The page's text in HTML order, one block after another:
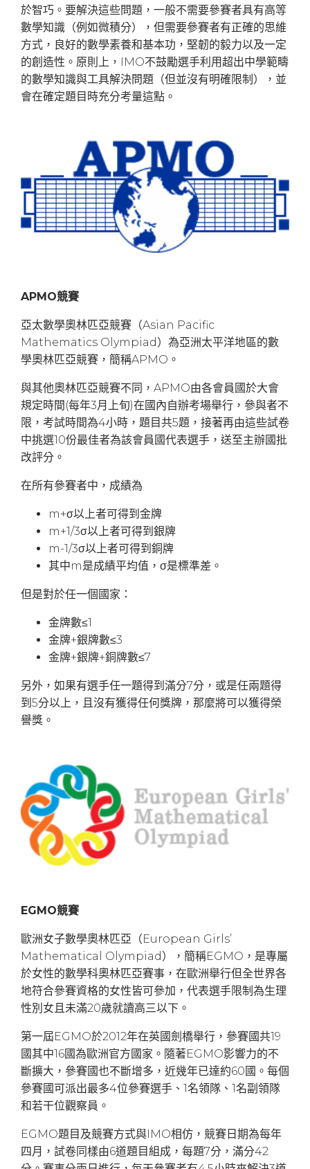
於智巧。要解決這些問題，一般不需要參賽者具有高等
數學知識（例如微積分），但需要參賽者有正確的思維
方式，良好的數學素養和基本功，堅韌的毅力以及一定
的創造性。原則上，IMO不鼓勵選手利用超出中學範疇
的數學知識與工具解決問題（但並沒有明確限制），並
會在確定題目時充分考量這點。
APMO競賽
亞太數學奧林匹亞競賽（Asian Pacific
Mathematics Olympiad）為亞洲太平洋地區的數
學奧林匹亞競賽，簡稱APMO。
與其他奧林匹亞競賽不同，APMO由各會員國於大會
規定時間(每年3月上旬)在國內自辦考場舉行，參與者不
限，考試時間為4小時，題目共5題，接著再由這些試卷
中挑選10份最佳者為該會員國代表選手，送至主辦國批
改評分。
在所有參賽者中，成績為
m+σ以上者可得到金牌
m+1/3σ以上者可得到銀牌
m-1/3σ以上者可得到銅牌
其中m是成績平均值，σ是標準差。
但是對於任一個國家：
金牌數≤1
金牌+銀牌數≤3
金牌+銀牌+銅牌數≤7
另外，如果有選手任一題得到滿分7分，或是任兩題得
到5分以上，且沒有獲得任何獎牌，那麼將可以獲得榮
譽獎。
EGMO競賽
歐洲女子數學奧林匹亞（European Girls’
Mathematical Olympiad），簡稱EGMO，是專屬
於女性的數學科奧林匹亞賽事，在歐洲舉行但全世界各
地符合參賽資格的女性皆可參加， 代表選手限制為生理
性別女且未滿20歲就讀高三以下 。
第一屆EGMO於2012年在英國劍橋舉行，參賽國共19
國其中16國為歐洲官方國家。隨著EGMO影響力的不
斷擴大，參賽國也不斷增多，近幾年已達約60國。每個
參賽國可派出最多4位參賽選手、1名領隊、1名副領隊
和若干位觀察員。
EGMO題目及競賽方式與IMO相仿，競賽日期為每年
四月， 試卷同樣由6道題目組成，每題7分，滿分42